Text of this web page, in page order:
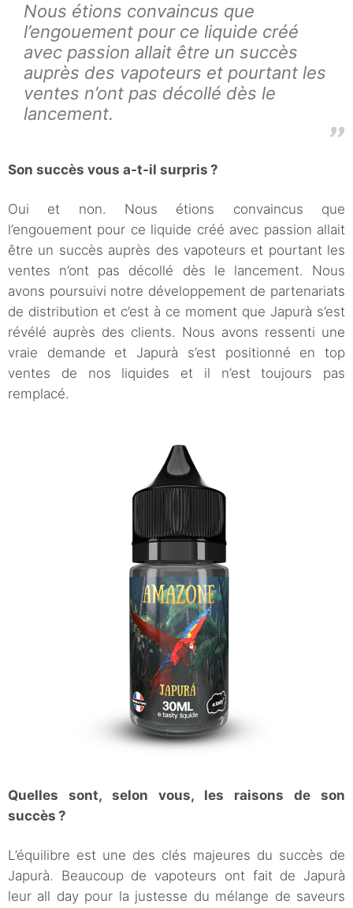
Nous étions convaincus que
l’engouement pour ce liquide créé
avec passion allait être un succès
auprès des vapoteurs et pourtant les
ventes n’ont pas décollé dès le
lancement.
Son succès vous a-t-il surpris ?
Oui et non. Nous étions convaincus que
l’engouement pour ce liquide créé avec passion allait
être un succès auprès des vapoteurs et pourtant les
ventes n’ont pas décollé dès le lancement. Nous
avons poursuivi notre développement de partenariats
de distribution et c’est à ce moment que Japurà s’est
révélé auprès des clients. Nous avons ressenti une
vraie demande et Japurà s’est positionné en top
ventes de nos liquides et il n’est toujours pas
remplacé.
Quelles sont, selon vous, les raisons de son
succès ?
L’équilibre est une des clés majeures du succès de
Japurà. Beaucoup de vapoteurs ont fait de Japurà
leur all day pour la justesse du mélange de saveurs